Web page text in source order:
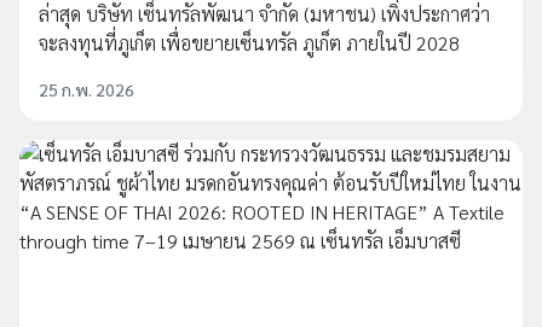
ล่าสุด บริษัท เซ็นทรัลพัฒนา จำกัด (มหาชน) เพิ่งประกาศว่า
จะลงทุนที่ภูเก็ต เพื่อขยายเซ็นทรัล ภูเก็ต ภายในปี 2028
25 ก.พ. 2026